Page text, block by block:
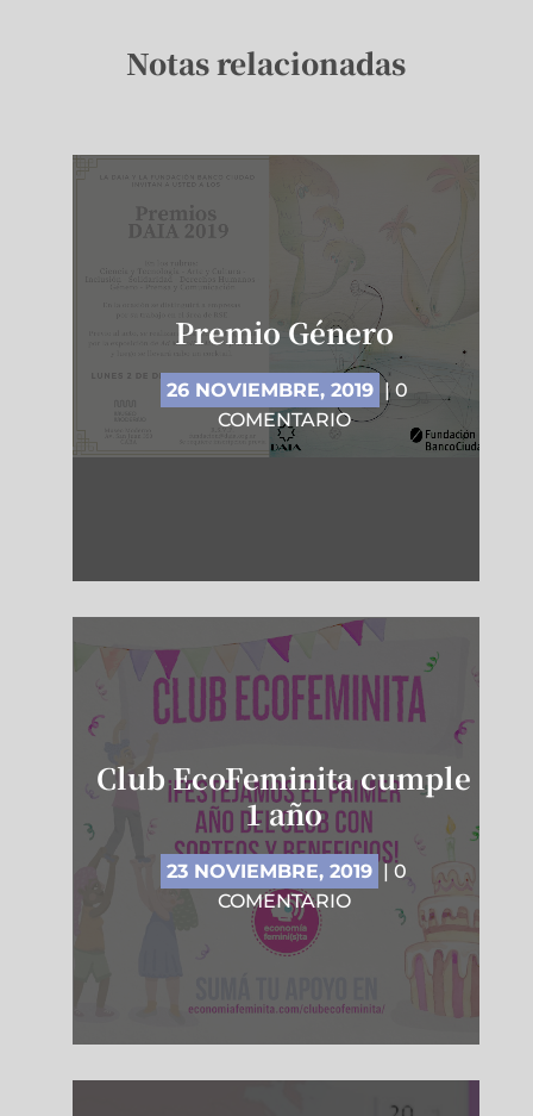
Notas relacionadas
Premio Género
26 NOVIEMBRE, 2019 | 0
COMENTARIO
Club EcoFeminita cumple
1 año
23 NOVIEMBRE, 2019 | 0
COMENTARIO